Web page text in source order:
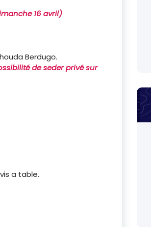
16 avril)
Berdugo.
de seder privé sur
a table.